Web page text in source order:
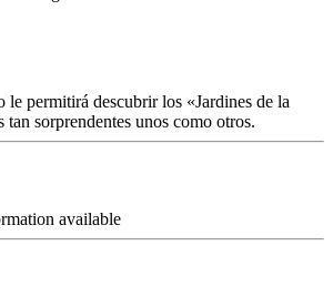
permitirá descubrir los «Jardines de la
tan sorprendentes unos como otros.
available